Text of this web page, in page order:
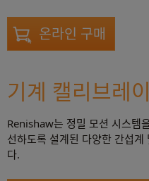
온라인 구매
기계 캘리브레
Renishaw는 정밀 모션 시스템
선하도록 설계된 다양한 간섭
다.